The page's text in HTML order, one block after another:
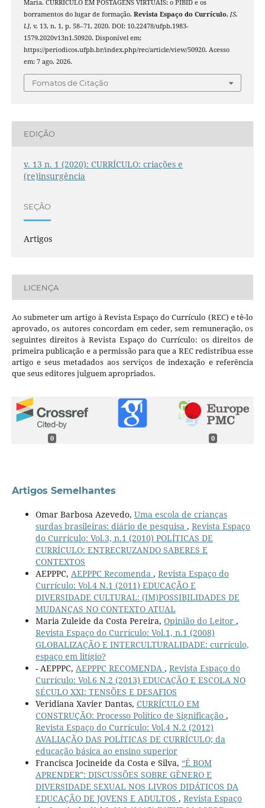
Maria. CURRÍCULO EM POSTAGENS VIRTUAIS: o PIBID e os
borramentos do lugar de formação. Revista Espaço do Currículo, [S.
l.], v. 13, n. 1, p. 58–71, 2020. DOI: 10.22478/ufpb.1983-
1579.2020v13n1.50920. Disponível em:
https://periodicos.ufpb.br/index.php/rec/article/view/50920. Acesso
em: 7 ago. 2026.
Fomatos de Citação
EDIÇÃO
v. 13 n. 1 (2020): CURRÍCULO: criações e
(re)insurgência
SEÇÃO
Artigos
LICENÇA
Ao submeter um artigo à Revista Espaço do Currículo (REC) e tê-lo
aprovado, os autores concordam em ceder, sem remuneração, os
seguintes direitos à Revista Espaço do Currículo: os direitos de
primeira publicação e a permissão para que a REC redistribua esse
artigo e seus metadados aos serviços de indexação e referência
que seus editores julguem apropriados.
0 0
Artigos Semelhantes
Omar Barbosa Azevedo, Uma escola de crianças
surdas brasileiras: diário de pesquisa , Revista Espaço
do Currículo: Vol.3, n.1 (2010) POLÍTICAS DE
CURRÍCULO: ENTRECRUZANDO SABERES E
CONTEXTOS
AEPPPC, AEPPPC Recomenda , Revista Espaço do
Currículo: Vol.4 N.1 (2011) EDUCAÇÃO E
DIVERSIDADE CULTURAL: (IM)POSSIBILIDADES DE
MUDANÇAS NO CONTEXTO ATUAL
Maria Zuleide da Costa Pereira, Opinião do Leitor ,
Revista Espaço do Currículo: Vol.1, n.1 (2008)
GLOBALIZAÇÃO E INTERCULTURALIDADE: currículo,
espaço em litígio?
- AEPPPC, AEPPPC RECOMENDA , Revista Espaço do
Currículo: Vol.6 N.2 (2013) EDUCAÇÃO E ESCOLA NO
SÉCULO XXI: TENSÕES E DESAFIOS
Veridiana Xavier Dantas, CURRÍCULO EM
CONSTRUÇÃO: Processo Político de Significação ,
Revista Espaço do Currículo: Vol.4 N.2 (2012)
AVALIAÇÃO DAS POLÍTICAS DE CURRÍCULO; da
educação básica ao ensino superior
Francisca Jocineide da Costa e Silva, “É BOM
APRENDER”: DISCUSSÕES SOBRE GÊNERO E
DIVERSIDADE SEXUAL NOS LIVROS DIDÁTICOS DA
EDUCAÇÃO DE JOVENS E ADULTOS , Revista Espaço